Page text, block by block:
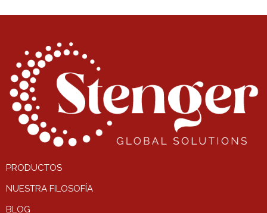
PRODUCTOS
NUESTRA FILOSOFÍA
BLOG